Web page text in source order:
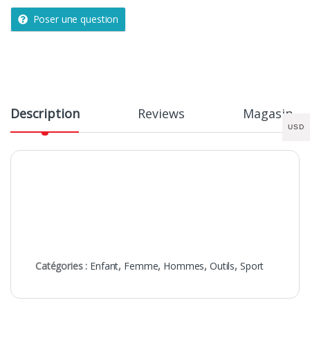
Poser une question
Description Reviews Magasin
Catégories : Enfant, Femme, Hommes,Outils, Sport
USD